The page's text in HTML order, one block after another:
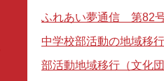
ふれあい夢通信 第82
中学校部活動の地域移
部活動地域移行（文化